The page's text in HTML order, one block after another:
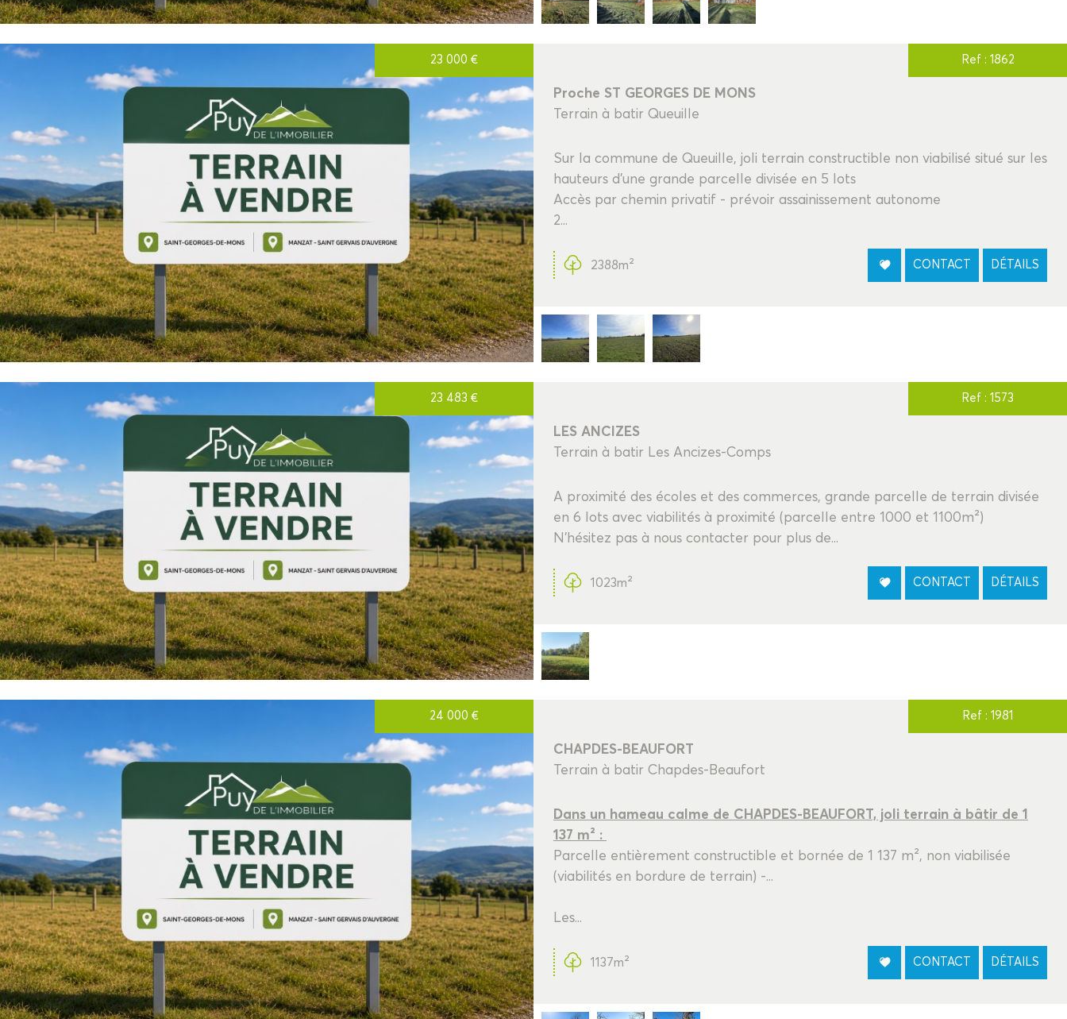
23 000 € Ref : 1862
Proche ST GEORGES DE MONS
Terrain à batir Queuille
Sur la commune de Queuille, joli terrain constructible non viabilisé situé sur les
hauteurs d'une grande parcelle divisée en 5 lots
Accès par chemin privatif - prévoir assainissement autonome
2...
2388m² CONTACT DÉTAILS
23 483 € Ref : 1573
LES ANCIZES
Terrain à batir Les Ancizes-Comps
A proximité des écoles et des commerces, grande parcelle de terrain divisée
en 6 lots avec viabilités à proximité (parcelle entre 1000 et 1100m²)
N'hésitez pas à nous contacter pour plus de...
1023m² CONTACT DÉTAILS
24 000 € Ref : 1981
CHAPDES-BEAUFORT
Terrain à batir Chapdes-Beaufort
Dans un hameau calme de CHAPDES-BEAUFORT, joli terrain à bâtir de 1
137 m² :
Parcelle entièrement constructible et bornée de 1 137 m², non viabilisée
(viabilités en bordure de terrain) -...
Les...
1137m² CONTACT DÉTAILS